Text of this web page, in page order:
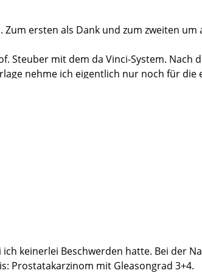
ersten als Dank und zum zweiten
Steuber mit dem da Vinci-System.
nehme ich eigentlich nur noch für
dem guten Verlauf nicht in Anspruch
hat.
Seine Punkte 1 und 3 kann ich nur voll
keinerlei Beschwerden hatte. Bei der
Prostatakarzinom mit Gleasongrad 3+4.